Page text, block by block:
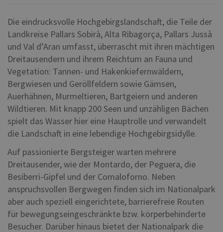
Die eindrucksvolle Hochgebirgslandschaft, die Teile der
Landkreise Pallars Sobirà, Alta Ribagorça, Pallars Jussà
und Val d’Aran umfasst, überrascht mit ihren mächtigen
Dreitausendern und ihrem Reichtum an Fauna und
Vegetation: Tannen- und Hakenkiefernwäldern,
Bergwiesen und Geröllfeldern sowie Gämsen,
Auerhähnen, Murmeltieren, Bartgeiern und anderen
Wildtieren. Mit knapp 200 Seen und unzähligen Bächen
spielt das Wasser hier eine Hauptrolle und verwandelt
die Landschaft in eine lebendige Hochgebirgsidylle.
Auf passionierte Bergsteiger warten mehrere
Dreitausender, wie der Montardo, der Peguera, die
Besiberri-Gipfel und der Comaloforno. Neben
anspruchsvollen Bergwegen finden sich im Nationalpark
aber auch speziell eingerichtete, barrierefreie Routen
für bewegungseingeschränkte bzw. körperbehinderte
Besucher. Darüber hinaus bietet der Nationalpark die